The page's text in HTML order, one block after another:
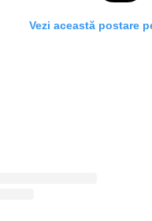
Vezi această postare